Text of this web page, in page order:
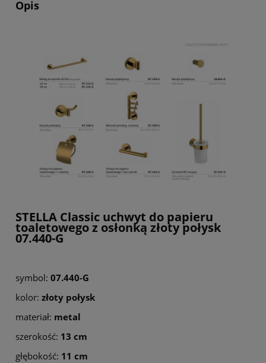
Opis
STELLA Classic uchwyt do papieru
toaletowego z osłonką złoty połysk
07.440-G
symbol: 07.440-G
kolor: złoty połysk
materiał: metal
szerokość: 13 cm
głębokość: 11 cm